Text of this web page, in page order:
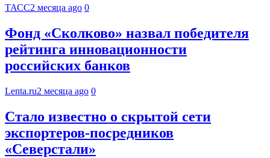
ТАСС2 месяца ago 0
Фонд «Сколково» назвал победителя
рейтинга инновационности
российских банков
Lenta.ru2 месяца ago 0
Стало известно о скрытой сети
экспортеров-посредников
«Северстали»